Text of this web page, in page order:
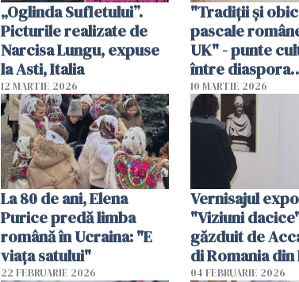
„Oglinda Sufletului”.
Picturile realizate de
Narcisa Lungu, expuse
la Asti, Italia
12 MARTIE 2026
"Tradiții și
pascale
UK" - punte
între diaspora
românească și
Beiușului
10 MARTIE 2026
La 80 de ani, Elena
Purice predă limba
română în Ucraina: "E
viața satului"
22 FEBRUARIE 2026
Vernisajul
"Viziuni
găzduit de
di Romania din
04 FEBRUARIE 2026